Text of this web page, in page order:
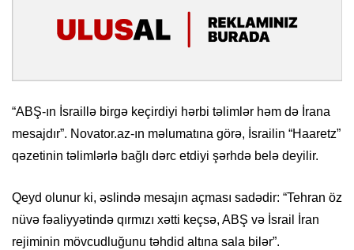
“ABŞ-ın İsraillə birgə keçirdiyi hərbi təlimlər həm də İrana
mesajdır”. Novator.az-ın məlumatına görə, İsrailin “Haaretz”
qəzetinin təlimlərlə bağlı dərc etdiyi şərhdə belə deyilir.
Qeyd olunur ki, əslində mesajın açması sadədir: “Tehran öz
nüvə fəaliyyətində qırmızı xətti keçsə, ABŞ və İsrail İran
rejiminin mövcudluğunu təhdid altına sala bilər”.